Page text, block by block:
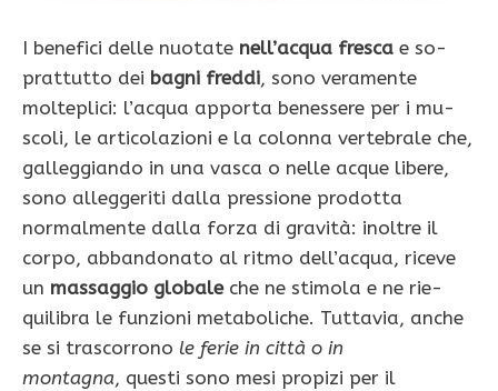
I benefici delle nuotate nell’acqua fresca e so­
prattutto dei bagni freddi, sono veramente
molteplici: l’acqua apporta benessere per i mu­
scoli, le articolazioni e la colonna vertebrale che,
galleggiando in una vasca o nelle acque libere,
sono alleggeriti dalla pressione prodotta
normalmente dalla forza di gravità: inoltre il
corpo, abbandonato al ritmo dell’acqua, riceve
un massag­gio globaleche ne stimola e ne rie­
quilibra le funzioni metaboliche. Tuttavia, anche
se si trascorrono le ferie in città o in
montagna, questi sono mesi propizi per il